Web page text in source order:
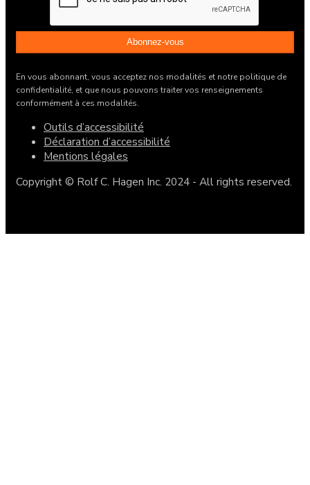
En vous abonnant, vous acceptez nos modalités et notre politique de
confidentialité, et que nous pouvons traiter vos renseignements
conformément à ces modalités.
Outils d’accessibilité
Déclaration d’accessibilité
Mentions légales
Copyright © Rolf C. Hagen Inc. 2024 - All rights reserved.